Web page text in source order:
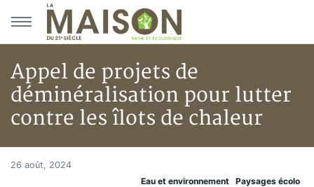
Aller au menu principal
Aller au contenu principal
Appel de projets de
déminéralisation pour lutter
contre les îlots de chaleur
Accueil
Appel de projets de
26 août, 2024
Eau et environnement
Paysages écolo